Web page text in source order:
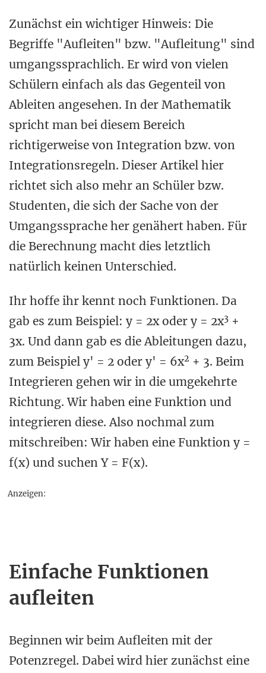
Zunächst ein wichtiger Hinweis: Die
Begriffe "Aufleiten" bzw. "Aufleitung" sind
umgangssprachlich. Er wird von vielen
Schülern einfach als das Gegenteil von
Ableiten angesehen. In der Mathematik
spricht man bei diesem Bereich
richtigerweise von Integration bzw. von
Integrationsregeln. Dieser Artikel hier
richtet sich also mehr an Schüler bzw.
Studenten, die sich der Sache von der
Umgangssprache her genähert haben. Für
die Berechnung macht dies letztlich
natürlich keinen Unterschied.
Ihr hoffe ihr kennt noch Funktionen. Da
gab es zum Beispiel: y = 2x oder y = 2x3 +
3x. Und dann gab es die Ableitungen dazu,
zum Beispiel y' = 2 oder y' = 6x2 + 3. Beim
Integrieren gehen wir in die umgekehrte
Richtung. Wir haben eine Funktion und
integrieren diese. Also nochmal zum
mitschreiben: Wir haben eine Funktion y =
f(x) und suchen Y = F(x).
Anzeigen:
Einfache Funktionen
aufleiten
Beginnen wir beim Aufleiten mit der
Potenzregel. Dabei wird hier zunächst eine